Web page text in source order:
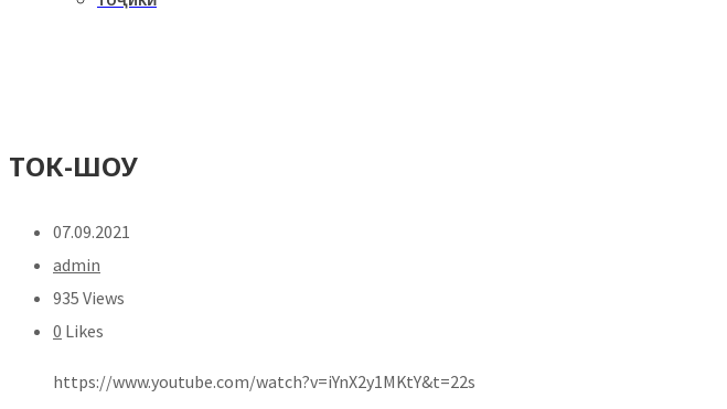
ТОК-ШОУ
07.09.2021
admin
935 Views
0 Likes
https://www.youtube.com/watch?v=iYnX2y1MKtY&t=22s